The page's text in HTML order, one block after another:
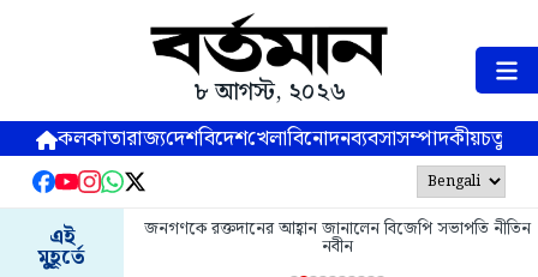
৮ আগস্ট, ২০২৬
কলকাতারাজ্যদেশবিদেশখেলাবিনোদনব্যবসাসম্পাদকীয়
এই
মুহূর্তে
জনগণকে রক্তদানের আহ্বান জানালেন বিজেপি সভাপতি নীতিন
নবীন